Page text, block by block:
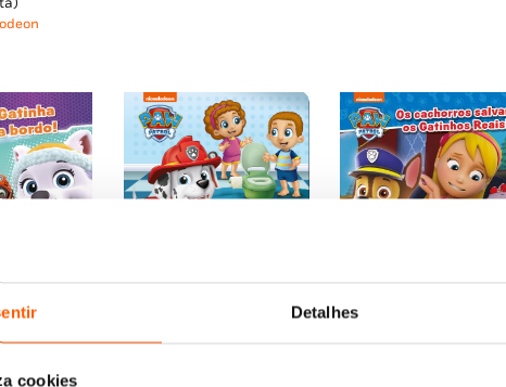
Detalhes
cookies
era:
O
preço
7,96
preço
(Patrulha
preço
Patrulha Pata: Patrulha do
Bacio (Patrulha Pata)
Gatinhos Reais!